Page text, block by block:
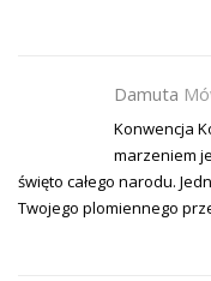
Damuta
Konwencja
marzeniem
święto całego narodu.
Twojego plomiennego